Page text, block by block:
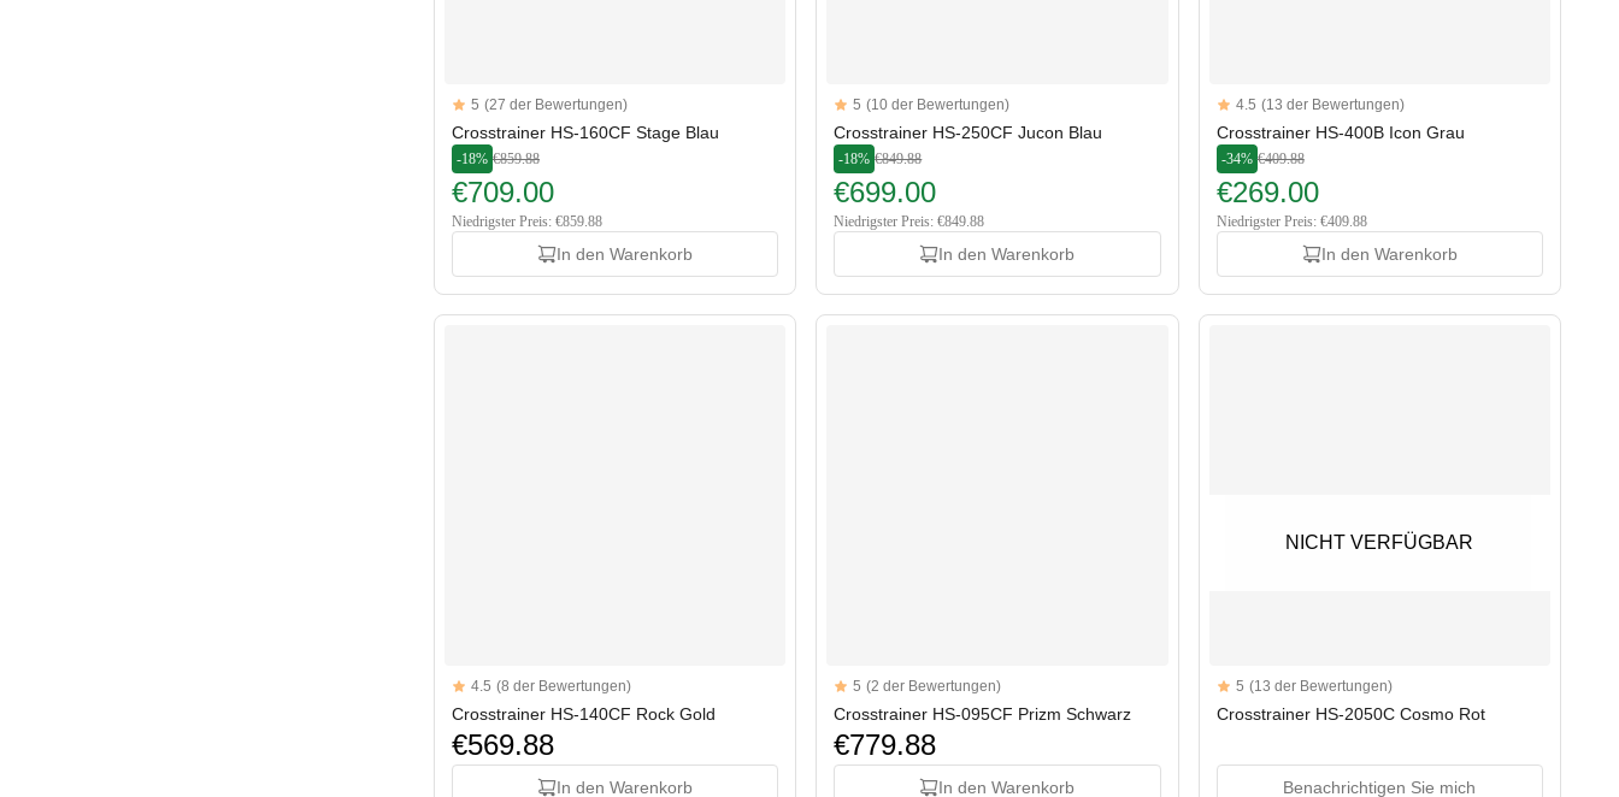
Reviews
5 out of 5 stars
5 (27 der Bewertungen)
Crosstrainer HS-160CF Stage Blau
-18% €859.88
€709.00
Niedrigster Preis: €859.88
In den Warenkorb
Reviews
5 out of 5 stars
5 (10 der Bewertungen)
Crosstrainer HS-250CF Jucon Blau
-18% €849.88
€699.00
Niedrigster Preis: €849.88
In den Warenkorb
Reviews
4.5 out of 5 stars
4.5 (13 der Bewertungen)
Crosstrainer HS-400B Icon Grau
-34% €409.88
€269.00
Niedrigster Preis: €409.88
In den Warenkorb
Reviews
4.5 out of 5 stars
4.5 (8 der Bewertungen)
Crosstrainer HS-140CF Rock Gold
€569.88
In den Warenkorb
Reviews
5 out of 5 stars
5 (2 der Bewertungen)
Crosstrainer HS-095CF Prizm Schwarz
€779.88
In den Warenkorb
NICHT VERFÜGBAR
NICHT VERFÜGBAR
Reviews
5 out of 5 stars
5 (13 der Bewertungen)
Crosstrainer HS-2050C Cosmo Rot
Benachrichtigen Sie mich